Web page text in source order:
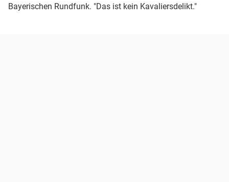
Bayerischen Rundfunk. "Das ist kein Kavaliersdelikt."